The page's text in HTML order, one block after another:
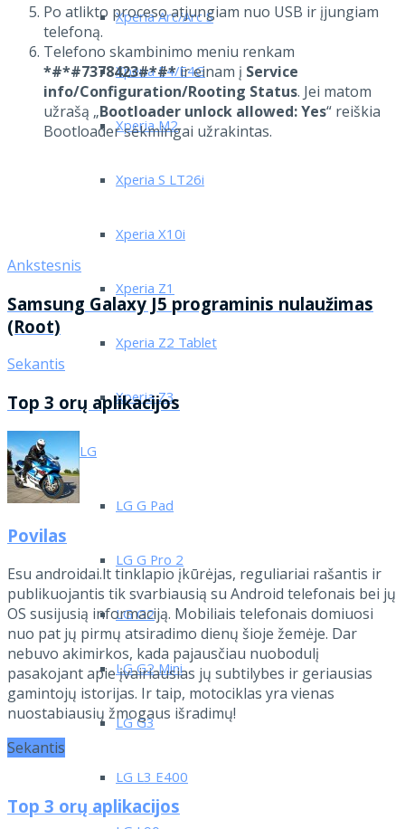
Xperia Arc/Arc S
Xperia E4/E4G
Xperia M2
Xperia S LT26i
Xperia X10i
Xperia Z1
Xperia Z2 Tablet
Xperia Z3
LG
LG G Pad
LG G Pro 2
LG G2
LG G2 Mini
LG G3
LG L3 E400
Po atlikto proceso atjungiam nuo USB ir įjungiam
telefoną.
Telefono skambinimo meniu renkam
*#*#7378423#*#*ir einam į Service
info/Configuration/Rooting Status. Jei matom
užrašą „Bootloader unlock allowed: Yes“ reiškia
Bootloader sėkmingai užrakintas.
Ankstesnis
Samsung Galaxy J5 programinis nulaužimas
(Root)
Sekantis
Top 3 orų aplikacijos
Povilas
Esu androidai.lt tinklapio įkūrėjas, reguliariai rašantis ir
publikuojantis tik svarbiausią su Android telefonais bei jų
OS susijusią informaciją. Mobiliais telefonais domiuosi
nuo pat jų pirmų atsiradimo dienų šioje žemėje. Dar
nebuvo akimirkos, kada pajausčiau nuobodulį
pasakojant apie įvairiausias jų subtilybes ir geriausias
gamintojų istorijas. Ir taip, motociklas yra vienas
nuostabiausių žmogaus išradimų!
Sekantis
Top 3 orų aplikacijos